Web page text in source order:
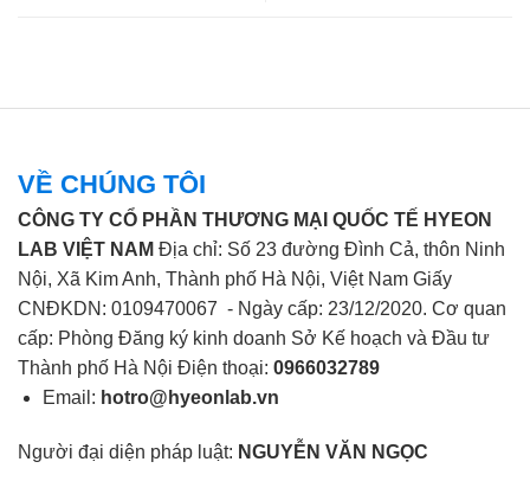
VỀ CHÚNG TÔI
CÔNG TY CỔ PHẦN THƯƠNG MẠI QUỐC TẾ HYEON
LAB VIỆT NAM Địa chỉ: Số 23 đường Đình Cả, thôn Ninh
Nội, Xã Kim Anh, Thành phố Hà Nội, Việt Nam Giấy
CNĐKDN: 0109470067 - Ngày cấp: 23/12/2020. Cơ quan
cấp: Phòng Đăng ký kinh doanh Sở Kế hoạch và Đầu tư
Thành phố Hà Nội Điện thoại: 0966032789
Email: hotro@hyeonlab.vn
Người đại diện pháp luật: NGUYỄN VĂN NGỌC